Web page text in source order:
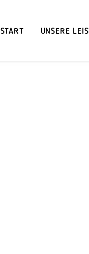
START UNSERE